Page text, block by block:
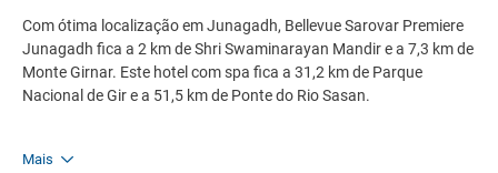
Com ótima localização em Junagadh, Bellevue Sarovar Premiere
Junagadh fica a 2 km de Shri Swaminarayan Mandir e a 7,3 km de
Monte Girnar. Este hotel com spa fica a 31,2 km de Parque
Nacional de Gir e a 51,5 km de Ponte do Rio Sasan.
Mais